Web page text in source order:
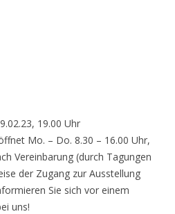
19.00 Uhr
Mo. – Do. 8.30 – 16.00 Uhr,
Vereinbarung (durch Tagungen
der Zugang zur Ausstellung
Sie sich vor einem
uns!